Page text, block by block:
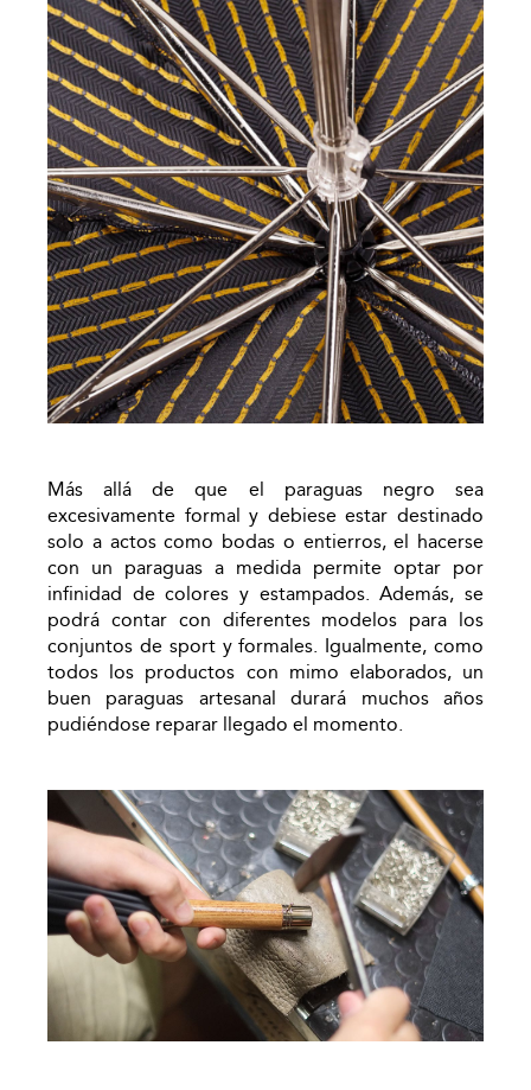
Más allá de que el paraguas negro sea
excesivamente formal y debiese estar destinado
solo a actos como bodas o entierros, el hacerse
con un paraguas a medida permite optar por
infinidad de colores y estampados. Además, se
podrá contar con diferentes modelos para los
conjuntos de sport y formales. Igualmente, como
todos los productos con mimo elaborados, un
buen paraguas artesanal durará muchos años
pudiéndose reparar llegado el momento.